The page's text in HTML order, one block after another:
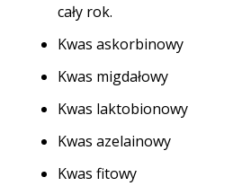
cały rok.
Kwas askorbinowy
Kwas migdałowy
Kwas laktobionowy
Kwas azelainowy
Kwas fitowy